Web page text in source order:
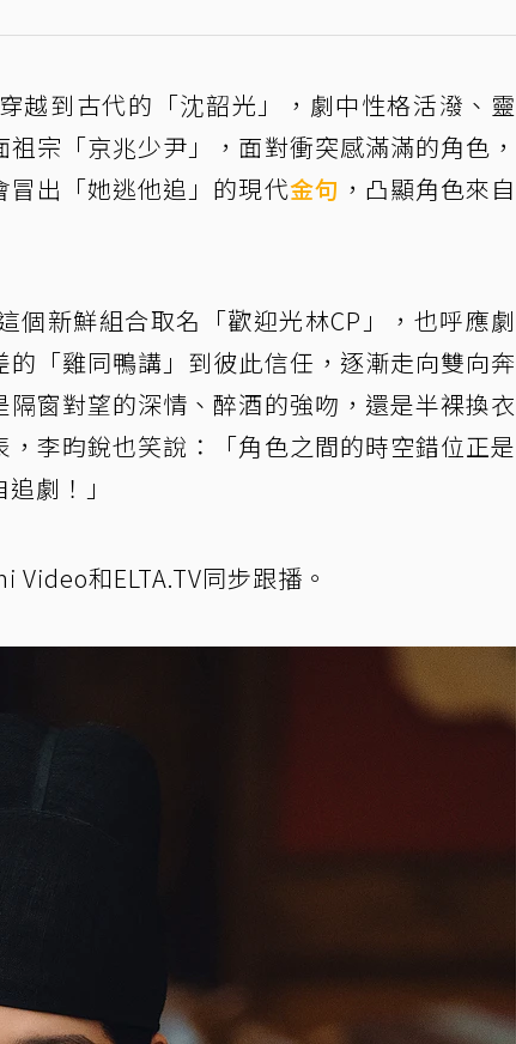
越到古代的「沈韶光」，劇中性格活潑、靈
宗「京兆少尹」，面對衝突感滿滿的角色，
出「她逃他追」的現代金句 ，凸顯角色來自
個新鮮組合取名「歡迎光林CP」，也呼應劇
「雞同鴨講」到彼此信任，逐漸走向雙向奔
窗對望的深情、醉酒的強吻，還是半裸換衣
李昀銳也笑說：「角色之間的時空錯位正是
劇！」
Video和ELTA.TV同步跟播。